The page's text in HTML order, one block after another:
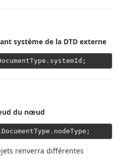
système de la DTD externe
du nœud
renverra différentes